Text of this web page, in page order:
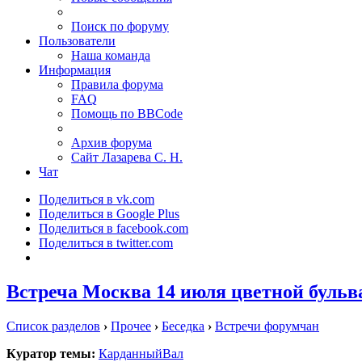
Поиск по форуму
Пользователи
Наша команда
Информация
Правила форума
FAQ
Помощь по BBCode
Архив форума
Сайт Лазарева С. Н.
Чат
Поделиться в vk.com
Поделиться в Google Plus
Поделиться в facebook.com
Поделиться в twitter.com
Встреча Москва 14 июля цветной
Список разделов › Прочее › Беседка › Встречи форумчан
Куратор темы: КарданныйВал